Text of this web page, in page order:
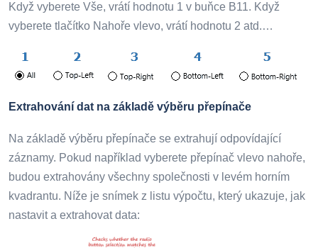
Když vyberete Vše, vrátí hodnotu 1 v buňce B11. Když
vyberete tlačítko Nahoře vlevo, vrátí hodnotu 2 atd.…
Extrahování dat na základě výběru přepínače
Na základě výběru přepínače se extrahují odpovídající
záznamy. Pokud například vyberete přepínač vlevo nahoře,
budou extrahovány všechny společnosti v levém horním
kvadrantu. Níže je snímek z listu výpočtu, který ukazuje, jak
nastavit a extrahovat data: